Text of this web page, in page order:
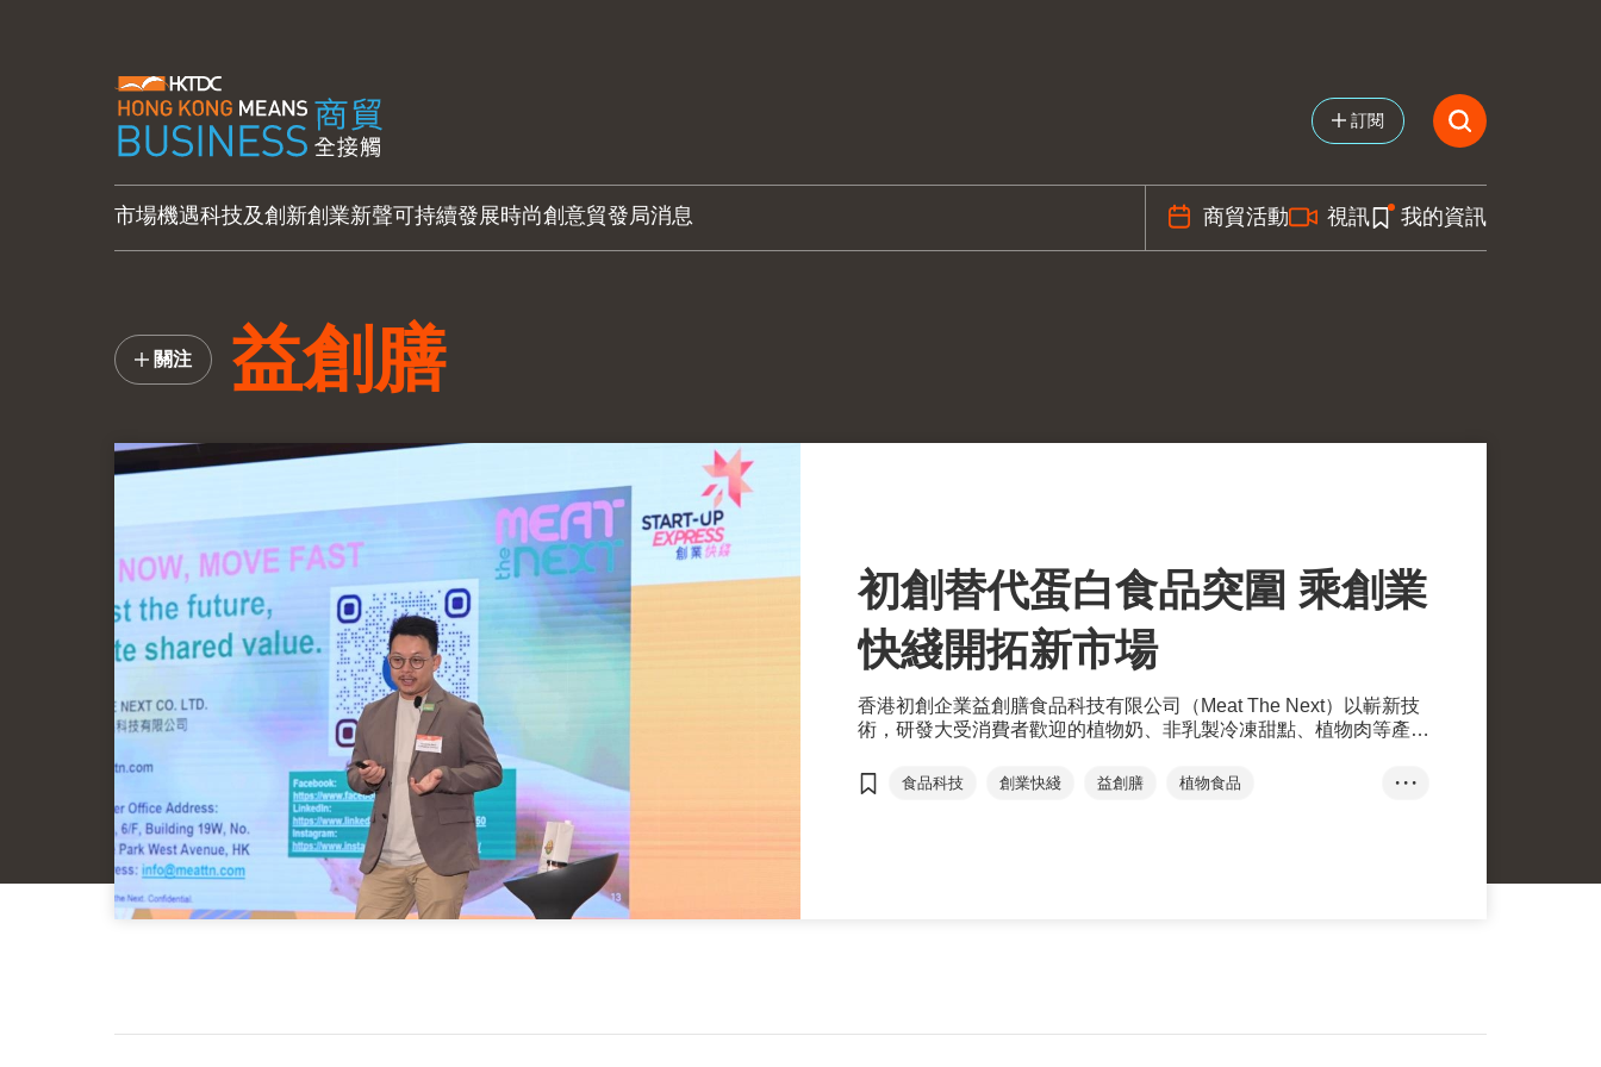
訂閱
市場機遇科技及創新創業新聲可持續發展時尚創意貿發局消息 商貿活動 視訊 我的資訊
益創膳
關注
初創替代蛋白食品突圍 乘創業
快綫開拓新市場
香港初創企業益創膳食品科技有限公司（Meat The Next）以嶄新技
術，研發大受消費者歡迎的植物奶、非乳製冷凍甜點、植物肉等產
日獲現場觀眾以一人一票方式，投選為「我最喜愛的初創」。
食品科技 創業快綫 益創膳
植物食品
• • •